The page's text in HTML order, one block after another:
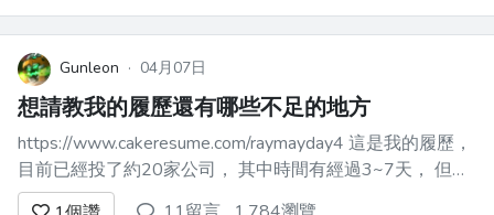
之後，許多人仍然難以完全掌握響應式設
計的本質，而這一缺陷在他們的專案中變
得明顯。 對許多工...
Gunleon · 04月07日
想請教我的履歷還有哪些不足的地方
https://www.cakeresume.com/raymayday4 這是我的履歷，
目前已經投了約20家公司， 其中時間有經過3~7天， 但是
都完全沒消息， 想了解問題出在哪裡，謝謝。 有投要求為